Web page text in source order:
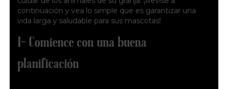
continuación y vea lo simple que es garantizar una
vida larga y saludable para sus mascotas!
1- Comience con una buena
planificación